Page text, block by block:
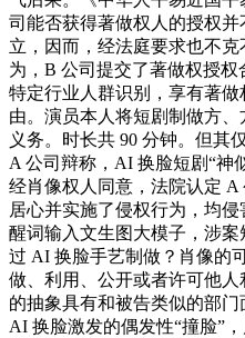
司能否获得著做权人的授权
立，因而，经法庭要求也不
为，B 公司提交了著做权授
特定行业人群识别，享有著
由。演员本人将短剧制做方
义务。时长共 90 分钟。但其
A 公司辩称，AI 换脸短剧“神
经肖像权人同意，法院认定
居心并实施了侵权行为，均
醒词输入文生图大模子，涉
过 AI 换脸手艺制做？肖像的
做、利用、公开或者许可他
的抽象具有和被告类似的部
AI 换脸激发的偶发性“撞脸”